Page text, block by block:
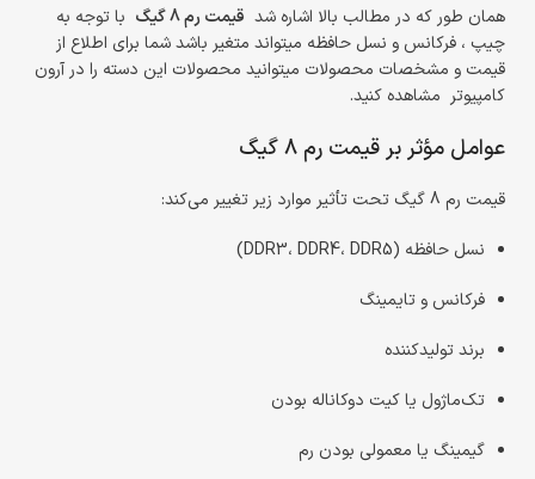
همان طور که در مطالب بالا اشاره شد قیمت رم 8 گیگ
با توجه به
چیپ ، فرکانس و نسل حافظه میتواند متغیر باشد شما برای اطلاع از
قیمت و مشخصات محصولات میتوانید محصولات این دسته را در آرون
کامپیوتر مشاهده کنید.
عوامل مؤثر بر قیمت رم 8 گیگ
قیمت رم 8 گیگ تحت تأثیر موارد زیر تغییر می‌کند:
نسل حافظه (DDR3، DDR4، DDR5)
فرکانس و تایمینگ
برند تولیدکننده
تک‌ماژول یا کیت دوکاناله بودن
گیمینگ یا معمولی بودن رم